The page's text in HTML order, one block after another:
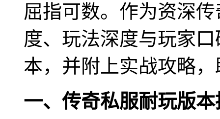
屈指可数。作为资深
度、玩法深度与玩家
本，并附上实战攻略
一、传奇私服耐玩版